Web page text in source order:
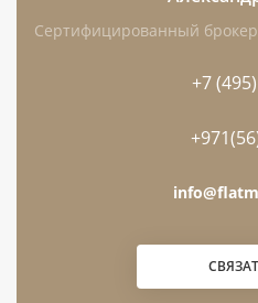
балкон, терраса,
Чем интересен
для одного
компактного
Сертифицированный
+7